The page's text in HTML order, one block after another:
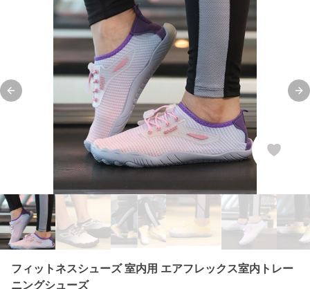
Previous slide
フィットネスシューズ 室内用 エアフレックス室内トレー
ニングシューズ